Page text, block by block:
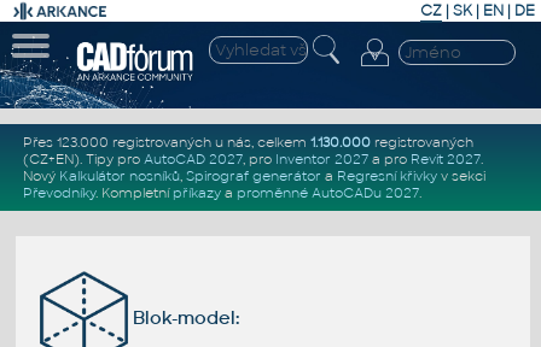
CZ | SK| EN | DE
Přes 123.000 registrovaných u nás, celkem 1.130.000registrovaných
(CZ+EN). Tipy pro AutoCAD 2027, pro Inventor 2027a pro Revit 2027.
Nový Kalkulátor nosníků, Spirograf generátor a Regresní křivkyv sekci
Převodníky. Kompletní příkazya proměnné AutoCADu 2027.
Blok-model: